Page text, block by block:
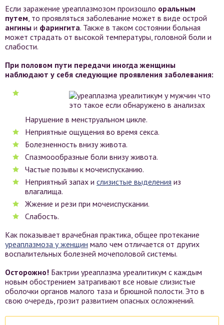
Если заражение уреаплазмозом произошло оральным
путем, то проявляться заболевание может в виде острой
ангины и фарингита. Также в таком состоянии больная
может страдать от высокой температуры, головной боли и
слабости.
При половом пути передачи иногда женщины
наблюдают у себя следующие проявления заболевания:
Нарушение в менструальном цикле.
Неприятные ощущения во время секса.
Болезненность внизу живота.
Спазмоообразные боли внизу живота.
Частые позывы к мочеиспусканию.
Неприятный запах и слизистые выделения из
влагалища.
Жжение и рези при мочеиспускании.
Слабость.
Как показывает врачебная практика, общее протекание
уреаплазмоза у женщин мало чем отличается от других
воспалительных болезней мочеполовой системы.
Осторожно! Бактрии уреаплазма уреалитикум с каждым
новым обострением затрагивают все новые слизистые
оболочки органов малого таза и брюшной полости. Это в
свою очередь, грозит развитием опасных осложнений.